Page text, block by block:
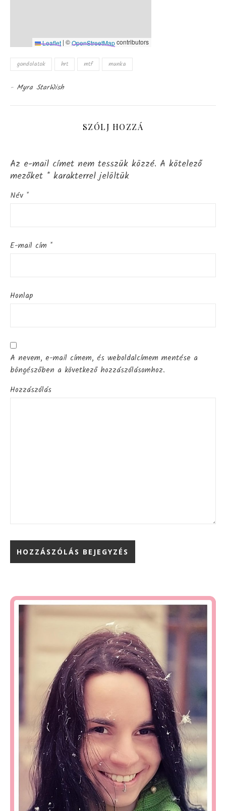
Leaflet | ©OpenStreetMapcontributors
gondolatok hrt mtf munka
- Myra StarWish
SZÓLJ HOZZÁ
Az e-mail címet nem tesszük közzé. A kötelező
mezőket * karakterrel jelöltük
Név *
E-mail cím *
Honlap
A nevem, e-mail címem, és weboldalcímem mentése a
böngészőben a következő hozzászólásomhoz.
Hozzászólás